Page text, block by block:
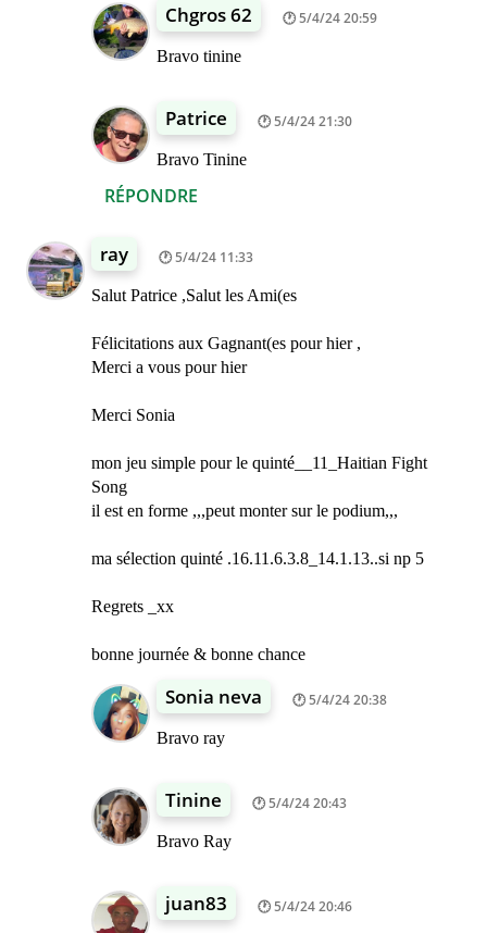
RÉPONDRE
Chgros 62 5/4/24 20:59
Bravo tinine
Patrice 5/4/24 21:30
Bravo Tinine
ray 5/4/24 11:33
Salut Patrice ,Salut les Ami(es
Félicitations aux Gagnant(es pour hier ,
Merci a vous pour hier
Merci Sonia
mon jeu simple pour le quinté__11_Haitian Fight
Song
il est en forme ,,,peut monter sur le podium,,,
ma sélection quinté .16.11.6.3.8_14.1.13..si np 5
Regrets _xx
bonne journée & bonne chance
Sonia neva 5/4/24 20:38
Bravo ray
Tinine 5/4/24 20:43
Bravo Ray
juan83 5/4/24 20:46